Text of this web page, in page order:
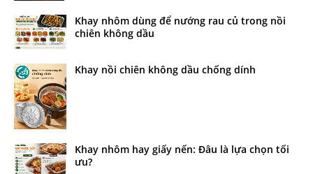
Khay nhôm dùng để nướng rau củ trong nồi
chiên không dầu
Khay nồi chiên không dầu chống dính
Khay nhôm hay giấy nến: Đâu là lựa chọn tối
ưu?